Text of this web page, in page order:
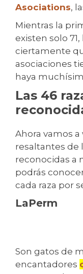
Asociations,
Mientras la
existen solo
ciertamente
asociaciones
haya
Las 46
Ahora vamos
resaltantes de
reconocidas a
podrás
cada raza por
LaPerm
Son gatos de
encantadores